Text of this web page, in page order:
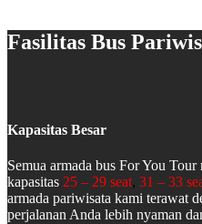
Fasilitas Bus
Kapasitas Besar
Semua armada bus For You
kapasitas 25 – 29 seat, 31 – 33
armada pariwisata kami terawat
perjalanan Anda lebih nyaman